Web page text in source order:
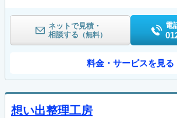
ネットで見積・
相談する （無料）
電
料金・サービスを見る
想い出整理工房